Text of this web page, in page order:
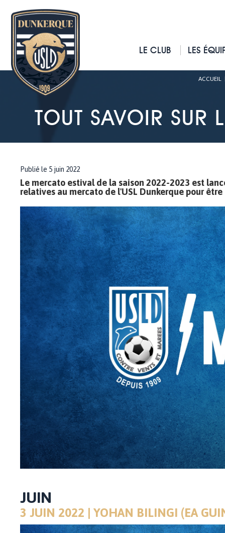
LE CLUB LES
ACCUEIL
TOUT SAVOIR SUR
Publié le 5 juin 2022
Le mercato estival de la saison 2022-2023 est
relatives au mercato de l'USL Dunkerque pour
JUIN
3 JUIN 2022 | YOHAN BILINGI (EA